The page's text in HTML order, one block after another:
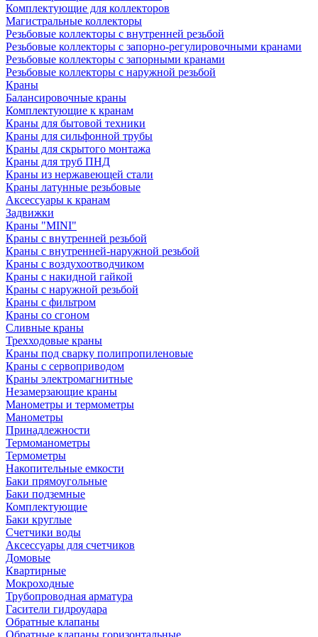
Комплектующие для коллекторов
Магистральные коллекторы
Резьбовые коллекторы с внутренней резьбой
Резьбовые коллекторы с запорно-регулировочными кранами
Резьбовые коллекторы с запорными кранами
Резьбовые коллекторы с наружной резьбой
Краны
Балансировочные краны
Комплектующие к кранам
Краны для бытовой техники
Краны для сильфонной трубы
Краны для скрытого монтажа
Краны для труб ПНД
Краны из нержавеющей стали
Краны латунные резьбовые
Аксессуары к кранам
Задвижки
Краны "MINI"
Краны с внутренней резьбой
Краны с внутренней-наружной резьбой
Краны с воздухоотводчиком
Краны с накидной гайкой
Краны с наружной резьбой
Краны с фильтром
Краны со сгоном
Сливные краны
Трехходовые краны
Краны под сварку полипропиленовые
Краны с сервоприводом
Краны электромагнитные
Незамерзающие краны
Манометры и термометры
Манометры
Принадлежности
Термоманометры
Термометры
Накопительные емкости
Баки прямоугольные
Баки подземные
Комплектующие
Баки круглые
Счетчики воды
Аксессуары для счетчиков
Домовые
Квартирные
Мокроходные
Трубопроводная арматура
Гасители гидроудара
Обратные клапаны
Обратные клапаны горизонтальные